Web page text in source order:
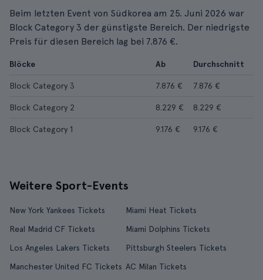
Beim letzten Event von Südkorea am 25. Juni 2026 war
Block Category 3 der günstigste Bereich. Der niedrigste
Preis für diesen Bereich lag bei 7.876 €.
Blöcke Ab Durchschnitt
Block Category 3 7.876 € 7.876 €
Block Category 2 8.229 € 8.229 €
Block Category 1 9.176 € 9.176 €
Weitere Sport-Events
New York Yankees Tickets
Miami Heat Tickets
Real Madrid CF Tickets
Miami Dolphins Tickets
Los Angeles Lakers Tickets
Pittsburgh Steelers Tickets
Manchester United FC Tickets AC Milan Tickets